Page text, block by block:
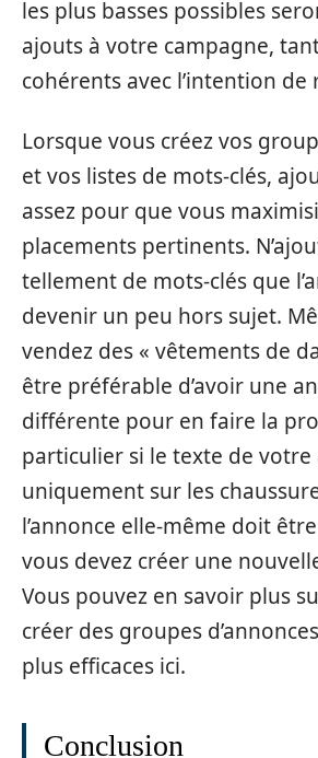
les plus basses possibles
ajouts à votre campagne,
cohérents avec l’intention de
Lorsque vous créez vos
et vos listes de mots-clés,
assez pour que vous
placements pertinents.
tellement de mots-clés que
devenir un peu hors sujet.
vendez des « vêtements de
être préférable d’avoir une
différente pour en faire la
particulier si le texte de
uniquement sur les
l’annonce elle-même doit
vous devez créer une
Vous pouvez en savoir plus
créer des groupes
plus efficaces ici.
Conclusion